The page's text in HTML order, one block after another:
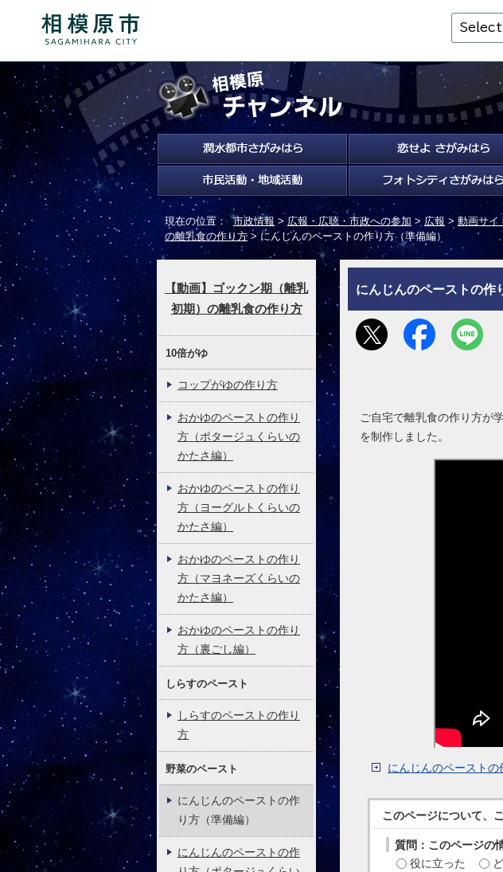
Select
現在の位置：市政情報 >広報・広聴・市政への参加 >広報 > 動画サイ
の離乳食の作り方> にんじんのペーストの作り方（準備編）
にんじんのペーストの作
ご自宅で離乳食の作り方が
を制作しました。
にんじんのペーストの
このページについて、
質問：このページの
役に立った
【動画】ゴックン期（離乳
初期）の離乳食の作り方
10倍がゆ
コップがゆの作り方
おかゆのペーストの作り
方（ポタージュくらいの
かたさ編）
おかゆのペーストの作り
方（ヨーグルトくらいの
かたさ編）
おかゆのペーストの作り
方（マヨネーズくらいの
かたさ編）
おかゆのペーストの作り
方（裏ごし編）
しらすのペースト
しらすのペーストの作り
方
野菜のペースト
にんじんのペーストの作
り方（準備編）
にんじんのペーストの作